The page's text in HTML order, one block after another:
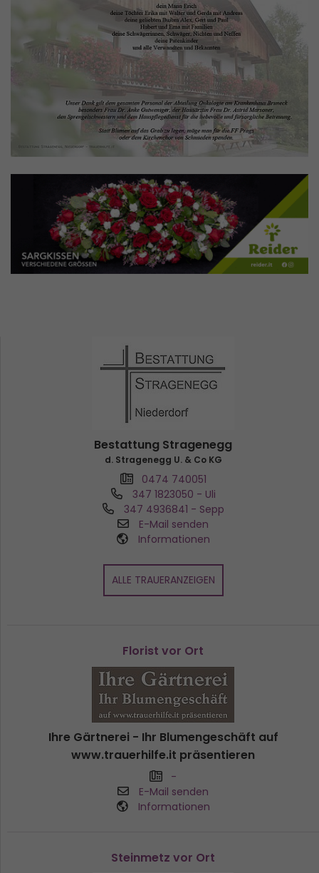
Bestattung Stragenegg
d. Stragenegg U. & Co KG
0474 740051
347 1823050 - Uli
347 4936841 - Sepp
E-Mail senden
Informationen
ALLE TRAUERANZEIGEN
Florist vor Ort
Ihre Gärtnerei - Ihr Blumengeschäft auf
www.trauerhilfe.it präsentieren
-
E-Mail senden
Informationen
Steinmetz vor Ort